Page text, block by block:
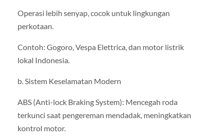
Operasi lebih senyap, cocok untuk lingkungan
perkotaan.
Contoh: Gogoro, Vespa Elettrica, dan motor listrik
lokal Indonesia.
b. Sistem Keselamatan Modern
ABS (Anti-lock Braking System): Mencegah roda
terkunci saat pengereman mendadak, meningkatkan
kontrol motor.